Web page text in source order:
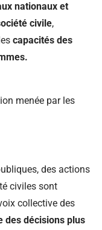
nationaux et
civile,
capacités des
menée par les
, des actions
civiles sont
collective des
des décisions plus